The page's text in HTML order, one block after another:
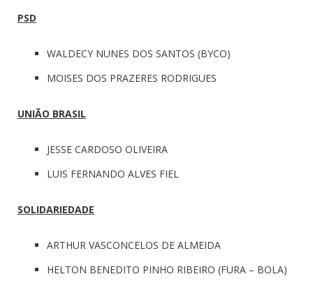
PSD
WALDECY NUNES DOS SANTOS (BYCO)
MOISES DOS PRAZERES RODRIGUES
UNIÃO BRASIL
JESSE CARDOSO OLIVEIRA
LUIS FERNANDO ALVES FIEL
SOLIDARIEDADE
ARTHUR VASCONCELOS DE ALMEIDA
HELTON BENEDITO PINHO RIBEIRO (FURA – BOLA)